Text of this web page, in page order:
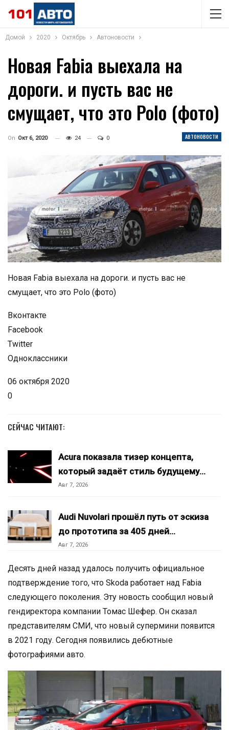
Домой 2020 Октябрь Автоновости
Новая Fabia выехала на
дороги. и пусть вас не
смущает, что это Polo (фото)
АВТОНОВОСТИ
On Окт 6, 2020 24 0
Новая Fabia выехала на дороги. и пусть вас не
смущает, что это Polo (фото)
Вконтакте
Facebook
Twitter
Одноклассники
06 октября 2020
0
СЕЙЧАС ЧИТАЮТ:
Acura показала тизер концепта,
который задаёт стиль будущему…
Авг 7, 2026
Audi Nuvolari прошёл путь от эскиза
до прототипа за 405 дней…
Авг 7, 2026
Десять дней назад удалось получить официальное
подтверждение того, что Skoda работает над Fabia
следующего поколения. Эту новость сообщил новый
гендиректора компании Томас Шефер. Он сказал
представителям СМИ, что новый супермини появится
в 2021 году. Сегодня появились дебютные
фотографиями авто.